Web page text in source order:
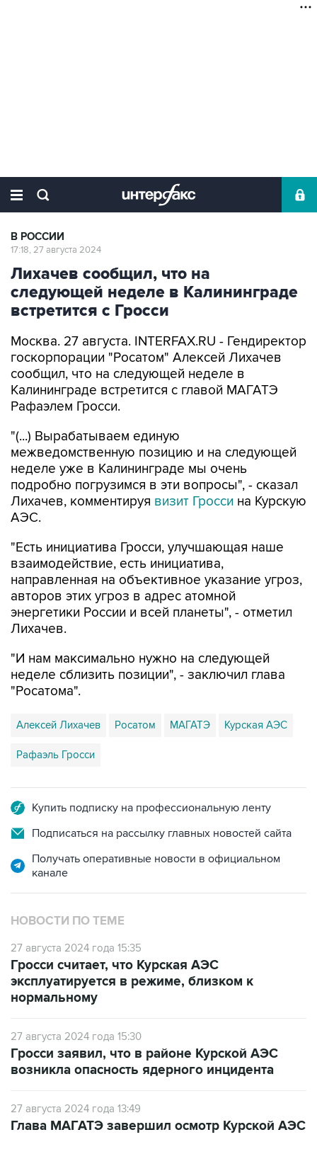
В РОССИИ
17:18, 27 августа 2024
Лихачев сообщил, что на
следующей неделе в Калининграде
встретится с Гросси
Москва. 27 августа. INTERFAX.RU - Гендиректор
госкорпорации "Росатом" Алексей Лихачев
сообщил, что на следующей неделе в
Калининграде встретится с главой МАГАТЭ
Рафаэлем Гросси.
"(...) Вырабатываем единую
межведомственную позицию и на следующей
неделе уже в Калининграде мы очень
подробно погрузимся в эти вопросы", - сказал
Лихачев, комментируя визит Гросси на Курскую
АЭС.
"Есть инициатива Гросси, улучшающая наше
взаимодействие, есть инициатива,
направленная на объективное указание угроз,
авторов этих угроз в адрес атомной
энергетики России и всей планеты", - отметил
Лихачев.
"И нам максимально нужно на следующей
неделе сблизить позиции", - заключил глава
"Росатома".
Алексей Лихачев Росатом МАГАТЭ Курская АЭС
Рафаэль Гросси
Купить подписку на профессиональную ленту
Подписаться на рассылку главных новостей сайта
Получать оперативные новости в официальном
канале
НОВОСТИ ПО ТЕМЕ
27 августа 2024 года 15:35
Гросси считает, что Курская АЭС
эксплуатируется в режиме, близком к
нормальному
27 августа 2024 года 15:30
Гросси заявил, что в районе Курской АЭС
возникла опасность ядерного инцидента
27 августа 2024 года 13:49
Глава МАГАТЭ завершил осмотр Курской АЭС